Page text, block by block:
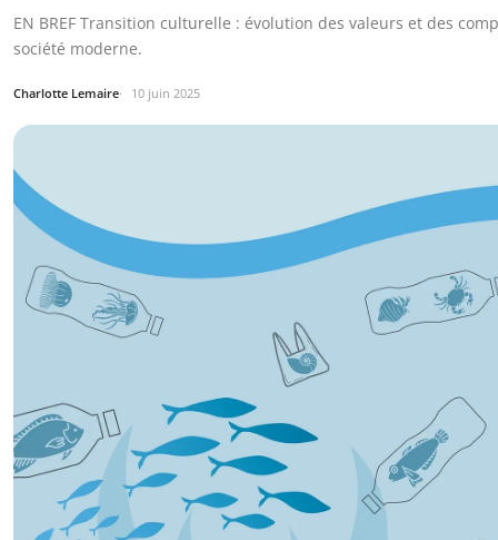
EN BREF Transition culturelle : évolution des valeurs et des
société moderne.
Charlotte Lemaire 10 juin 2025